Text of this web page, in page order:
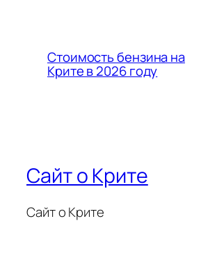
Стоимость бензина на
Крите в 2026 году
Сайт о Крите
Сайт о Крите